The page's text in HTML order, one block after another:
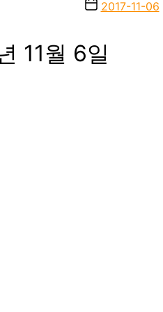
Post2017-11-06
11월 6일